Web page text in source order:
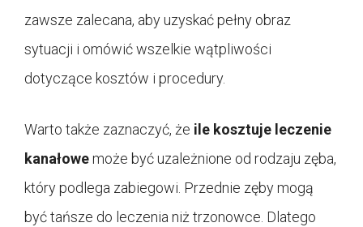
zawsze zalecana, aby uzyskać pełny obraz
sytuacji i omówić wszelkie wątpliwości
dotyczące kosztów i procedury.
Warto także zaznaczyć, że ile kosztuje leczenie
kanałowemoże być uzależnione od rodzaju zęba,
który podlega zabiegowi. Przednie zęby mogą
być tańsze do leczenia niż trzonowce. Dlatego